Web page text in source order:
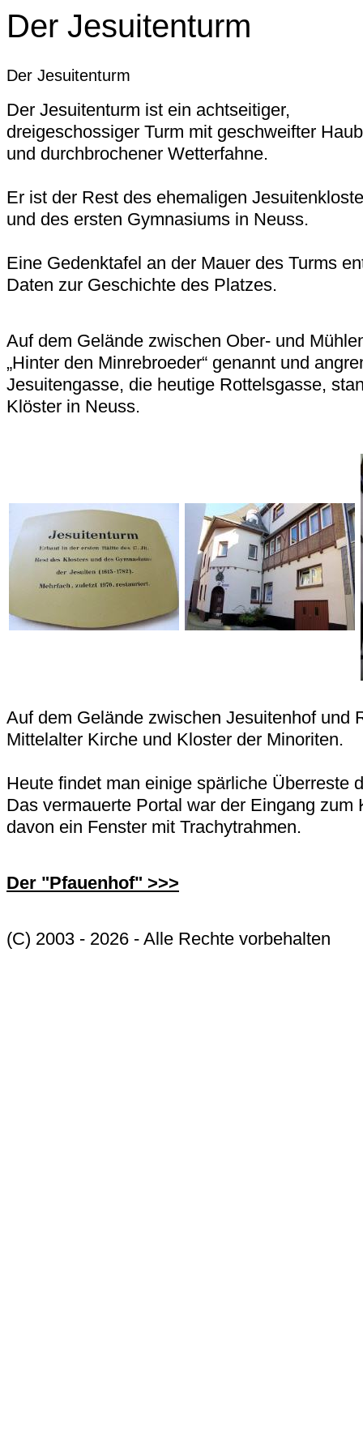
Der Jesuitenturm
Der Jesuitenturm
Der Jesuitenturm ist ein achtseitiger,
dreigeschossiger Turm mit geschweifter
und durchbrochener Wetterfahne.
Er ist der Rest des ehemaligen
und des ersten Gymnasiums in Neuss.
Eine Gedenktafel an der Mauer des Turms
Daten zur Geschichte des Platzes.
Auf dem Gelände zwischen Ober- und
„Hinter den Minrebroeder“ genannt und
Jesuitengasse, die heutige Rottelsgasse,
Klöster in Neuss.
Auf dem Gelände zwischen Jesuitenhof und
Mittelalter Kirche und Kloster der Minoriten.
Heute findet man einige spärliche Überreste
Das vermauerte Portal war der Eingang zum
davon ein Fenster mit Trachytrahmen.
Der "Pfauenhof" >>>
(C) 2003 - 2026 - Alle Rechte vorbehalten